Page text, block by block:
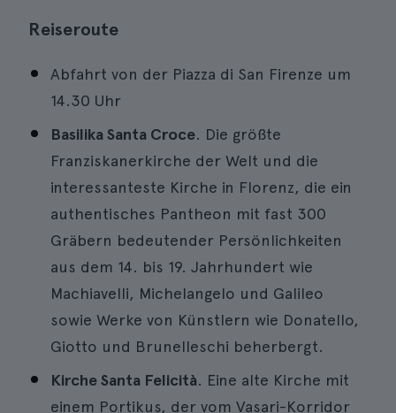
Reiseroute
Abfahrt von der Piazza di San Firenze um
14.30 Uhr
Basilika Santa Croce. Die größte
Franziskanerkirche der Welt und die
interessanteste Kirche in Florenz, die ein
authentisches Pantheon mit fast 300
Gräbern bedeutender Persönlichkeiten
aus dem 14. bis 19. Jahrhundert wie
Machiavelli, Michelangelo und Galileo
sowie Werke von Künstlern wie Donatello,
Giotto und Brunelleschi beherbergt.
Kirche Santa Felicità. Eine alte Kirche mit
einem Portikus, der vom Vasari-Korridor